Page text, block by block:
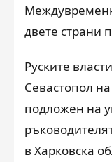
двете страни
Руските
Севастопол
подложен на
в Харковска